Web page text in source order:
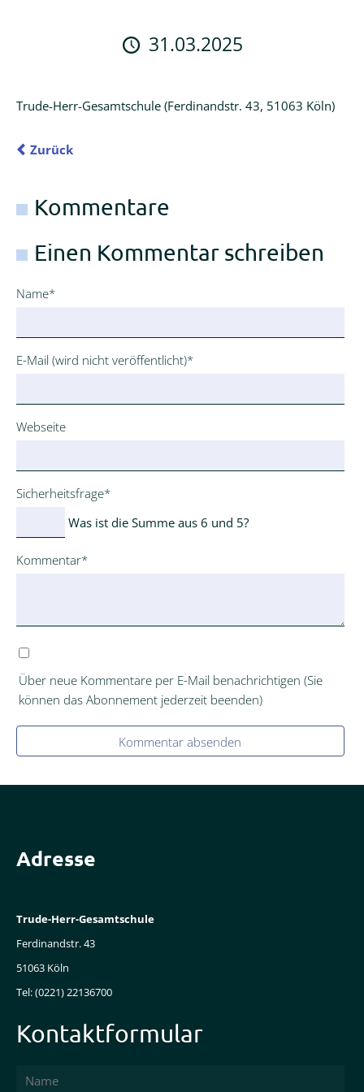
31.03.2025
Trude-Herr-Gesamtschule (Ferdinandstr. 43, 51063 Köln)
Zurück
Kommentare
Einen Kommentar schreiben
Pflichtfeld
Name*
Pflichtfeld
E-Mail (wird nicht veröffentlicht)*
Webseite
Pflichtfeld
Sicherheitsfrage*
Was ist die Summe aus 6 und 5?
Pflichtfeld
Kommentar*
Über neue Kommentare per E-Mail benachrichtigen (Sie
können das Abonnement jederzeit beenden)
Kommentar absenden
Adresse
Trude-Herr-Gesamtschule
Ferdinandstr. 43
51063 Köln
Tel: (0221) 22136700
Kontaktformular